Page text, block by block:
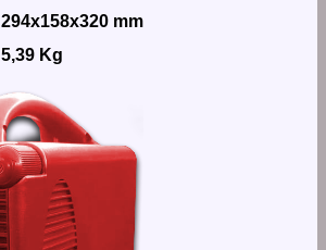
294x158x320 mm
5,39 Kg